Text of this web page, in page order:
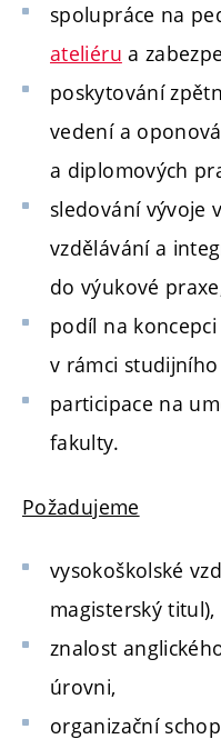
spolupráce na
ateliéru a
poskytování
vedení a
a diplomových
sledování vývoje
vzdělávání a
do výukové
podíl na
v rámci
participace na
fakulty.
Požadujeme
vysokoškolské
magisterský titul),
znalost
úrovni,
organizační